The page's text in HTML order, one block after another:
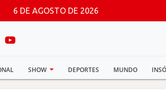
6 DE AGOSTO DE 2026
SHOW DEPORTES MUNDO